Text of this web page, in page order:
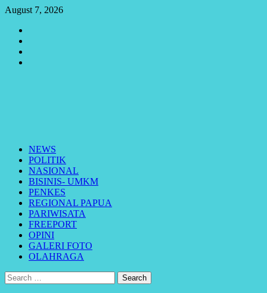
Skip
content
August 7, 2026
NEWS
POLITIK
NASIONAL
BISINIS- UMKM
PENKES
REGIONAL PAPUA
PARIWISATA
FREEPORT
OPINI
GALERI FOTO
OLAHRAGA
Search
for: